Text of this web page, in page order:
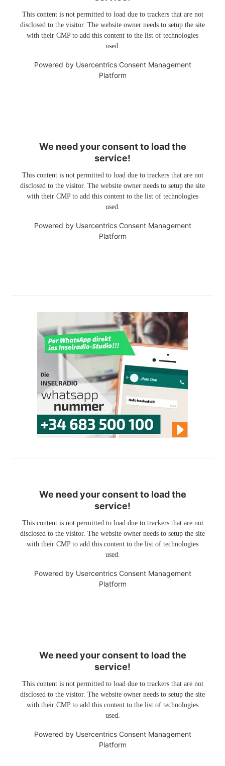
This content is not permitted to load due to trackers that are not
disclosed to the visitor. The website owner needs to setup the site
with their CMP to add this content to the list of technologies
used.
Powered by Usercentrics Consent Management
Platform
We need your consent to load the
service!
This content is not permitted to load due to trackers that are not
disclosed to the visitor. The website owner needs to setup the site
with their CMP to add this content to the list of technologies
used.
Powered by Usercentrics Consent Management
Platform
We need your consent to load the
service!
This content is not permitted to load due to trackers that are not
disclosed to the visitor. The website owner needs to setup the site
with their CMP to add this content to the list of technologies
used.
Powered by Usercentrics Consent Management
Platform
We need your consent to load the
service!
This content is not permitted to load due to trackers that are not
disclosed to the visitor. The website owner needs to setup the site
with their CMP to add this content to the list of technologies
used.
Powered by Usercentrics Consent Management
Platform